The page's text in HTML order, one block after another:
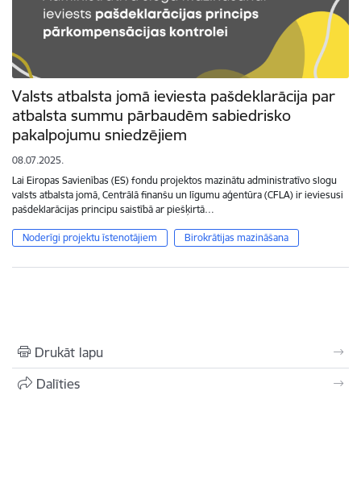
Valsts atbalsta jomā ieviesta pašdeklarācija par
atbalsta summu pārbaudēm sabiedrisko
pakalpojumu sniedzējiem
08.07.2025.
Lai Eiropas Savienības (ES) fondu projektos mazinātu administratīvo slogu
valsts atbalsta jomā, Centrālā finanšu un līgumu aģentūra (CFLA) ir ieviesusi
pašdeklarācijas principu saistībā ar piešķirtā…
Noderīgi projektu īstenotājiem Birokrātijas mazināšana
Drukāt lapu
Dalīties